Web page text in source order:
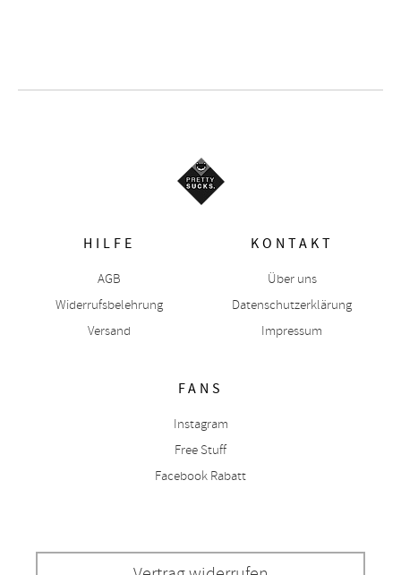
HILFE
AGB
Widerrufsbelehrung
Versand
KONTAKT
Über uns
Datenschutzerklärung
Impressum
FANS
Instagram
Free Stuff
Facebook Rabatt